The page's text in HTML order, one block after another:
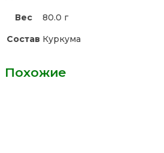
Вес
80.0 г
Состав Куркума
Похожие